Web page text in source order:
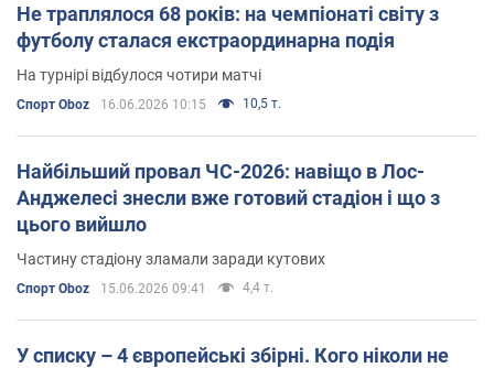
Не траплялося 68 років: на чемпіонаті світу з
футболу сталася екстраординарна подія
На турнірі відбулося чотири матчі
Спорт Oboz 16.06.2026 10:15 10,5 т.
Найбільший провал ЧС-2026: навіщо в Лос-
Анджелесі знесли вже готовий стадіон і що з
цього вийшло
Частину стадіону зламали заради кутових
Спорт Oboz 15.06.2026 09:41 4,4 т.
У списку – 4 європейські збірні. Кого ніколи не